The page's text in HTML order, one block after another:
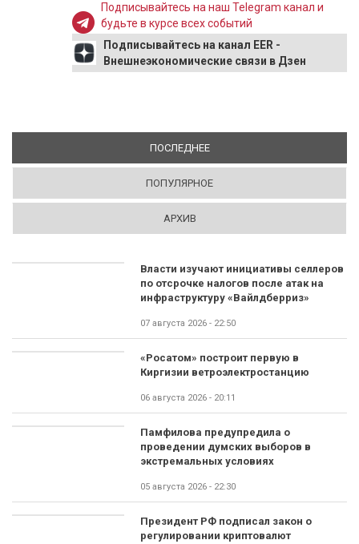
Подписывайтесь на наш Telegram канал и
будьте в курсе всех событий
Подписывайтесь на канал EER -
Внешнеэкономические связи в Дзен
ПОСЛЕДНЕЕ(АКТИВНАЯ ВКЛАДКА)
ПОПУЛЯРНОЕ
АРХИВ
Власти изучают инициативы селлеров
по отсрочке налогов после атак на
инфраструктуру «Вайлдберриз»
07 августа 2026 - 22:50
«Росатом» построит первую в
Киргизии ветроэлектростанцию
06 августа 2026 - 20:11
Памфилова предупредила о
проведении думских выборов в
экстремальных условиях
05 августа 2026 - 22:30
Президент РФ подписал закон о
регулировании криптовалют